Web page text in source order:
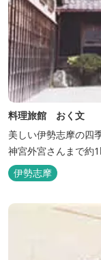
料理旅館 おく文
美しい伊勢志摩の四
神宮外宮さんまで約
伊勢志摩